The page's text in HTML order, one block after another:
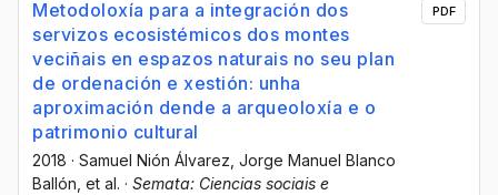
Metodoloxía para a integración dos
servizos ecosistémicos dos montes
veciñais en espazos naturais no seu plan
de ordenación e xestión: unha
aproximación dende a arqueoloxía e o
patrimonio cultural
2018 · Samuel Nión Álvarez, Jorge Manuel Blanco
Ballón, et al. · Semata: Ciencias sociais e
PDF